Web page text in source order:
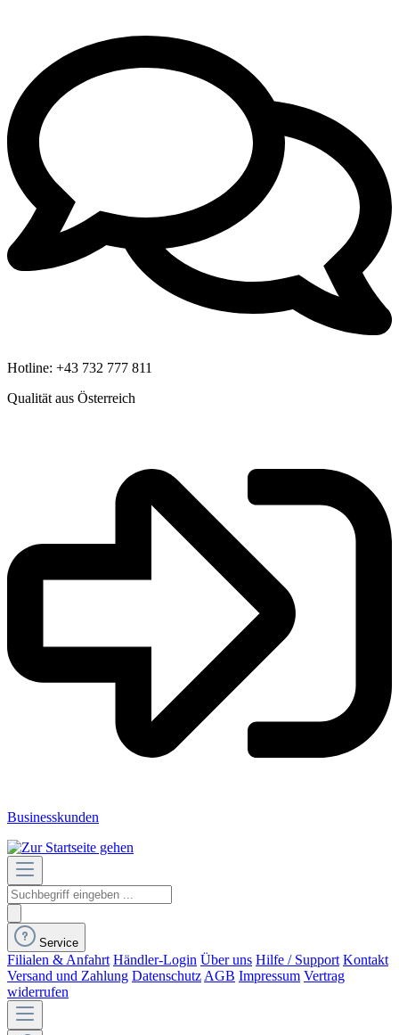
Hotline: +43 732 777 811
Qualität aus Österreich
Businesskunden
Service
Filialen & Anfahrt Händler-Login Über uns Hilfe / Support Kontakt
Versand und Zahlung Datenschutz AGB Impressum Vertrag
widerrufen